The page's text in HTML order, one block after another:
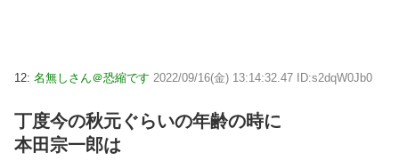
12: 名無しさん＠恐縮です 2022/09/16(金) 13:14:32.47 ID:s2dqW0Jb0
丁度今の秋元ぐらいの年齢の時に
本田宗一郎は